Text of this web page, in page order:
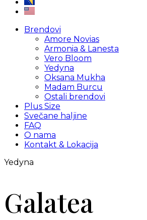
Brendovi
Amore Novias
Armonia & Lanesta
Vero Bloom
Yedyna
Oksana Mukha
Madam Burcu
Ostali brendovi
Plus Size
Svečane haljine
FAQ
O nama
Kontakt & Lokacija
Yedyna
Galatea